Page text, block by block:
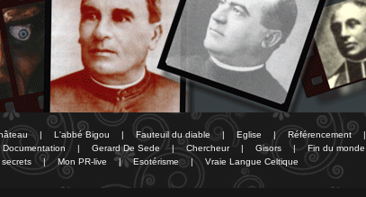
| L'abbé Bigou | Fauteuil du diable | Eglise | Référencement |
Documentation | Gerard De Sede | Chercheur | Gisors | Fin du monde
| Mon PR-live | Esotérisme | Vraie Langue Celtique